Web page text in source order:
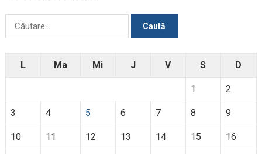
L Ma Mi J V S D
1 2
3 4 5 6 7 8 9
10 11 12 13 14 15 16